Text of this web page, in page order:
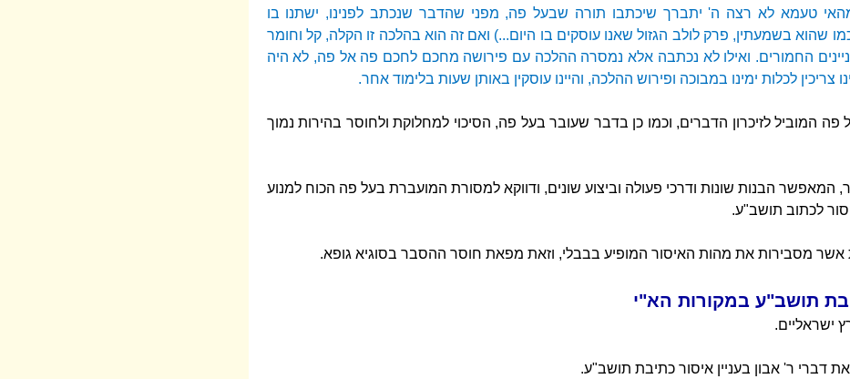
טעמא לא רצה ה' יתברך שיכתבו תורה שבעל פה, מפני שהדבר שנכתב לפנינו, ישתנו בו
שהוא בשמעתין, פרק לולב הגזול שאנו עוסקים בו היום...) ואם זה הוא בהלכה זו הקלה, קל וחומר
החמורים. ואילו לא נכתבה אלא נמסרה ההלכה עם פירושה מחכם לחכם פה אל פה, לא היה
צריכין לכלות ימינו במבוכה ופירוש ההלכה, והיינו עוסקין באותן שעות בלימוד אחר.
המוביל לזיכרון הדברים, וכמו כן בדבר שעובר בעל פה, הסיכוי למחלוקת ולחוסר בהירות נמוך
הבנות שונות ודרכי פעולה וביצוע שונים, ודווקא למסורת המועברת בעל פה הכוח למנוע
לכתוב תושב"ע.
אשר מסבירות את מהות האיסור המופיע בבבלי, וזאת מפאת חוסר ההסבר בסוגיא גופא.
תושב"ע במקורות הא"י
ישראליים.
דברי ר' אבון בעניין איסור כתיבת תושב"ע.